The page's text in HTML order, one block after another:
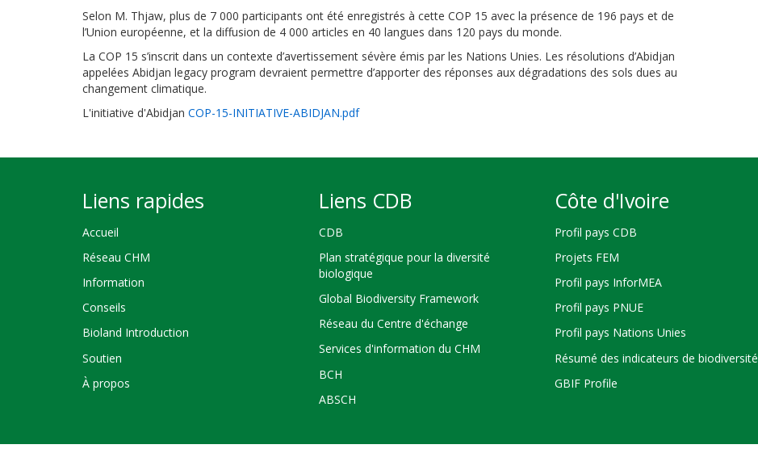
Selon M. Thjaw, plus de 7 000 participants ont été enregistrés à cette COP 15 avec la présence de 196 pays et de
l’Union européenne, et la diffusion de 4 000 articles en 40 langues dans 120 pays du monde.
La COP 15 s’inscrit dans un contexte d’avertissement sévère émis par les Nations Unies. Les résolutions d’Abidjan
appelées Abidjan legacy program devraient permettre d’apporter des réponses aux dégradations des sols dues au
changement climatique.
L'initiative d'Abidjan COP-15-INITIATIVE-ABIDJAN.pdf
Liens rapides
Accueil
Réseau CHM
Information
Conseils
Bioland Introduction
Soutien
À propos
Liens CDB
CDB
Plan stratégique pour la diversité
biologique
Global Biodiversity Framework
Réseau du Centre d'échange
Services d'information du CHM
BCH
ABSCH
Côte d'Ivoire
Profil pays CDB
Projets FEM
Profil pays InforMEA
Profil pays PNUE
Profil pays Nations Unies
Résumé des indicateurs de biodiversité
GBIF Profile